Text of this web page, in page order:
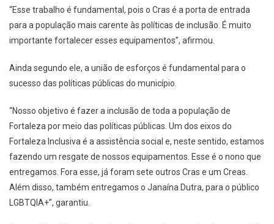
“Esse trabalho é fundamental, pois o Cras é a porta de entrada
para a população mais carente às políticas de inclusão. É muito
importante fortalecer esses equipamentos”, afirmou.
Ainda segundo ele, a união de esforços é fundamental para o
sucesso das políticas públicas do município.
“Nosso objetivo é fazer a inclusão de toda a população de
Fortaleza por meio das políticas públicas. Um dos eixos do
Fortaleza Inclusiva é a assistência social e, neste sentido, estamos
fazendo um resgate de nossos equipamentos. Esse é o nono que
entregamos. Fora esse, já foram sete outros Cras e um Creas.
Além disso, também entregamos o Janaína Dutra, para o público
LGBTQIA+”, garantiu.